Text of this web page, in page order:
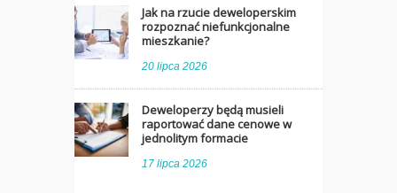
Jak na rzucie deweloperskim
rozpoznać niefunkcjonalne
mieszkanie?
20 lipca 2026
Deweloperzy będą musieli
raportować dane cenowe w
jednolitym formacie
17 lipca 2026